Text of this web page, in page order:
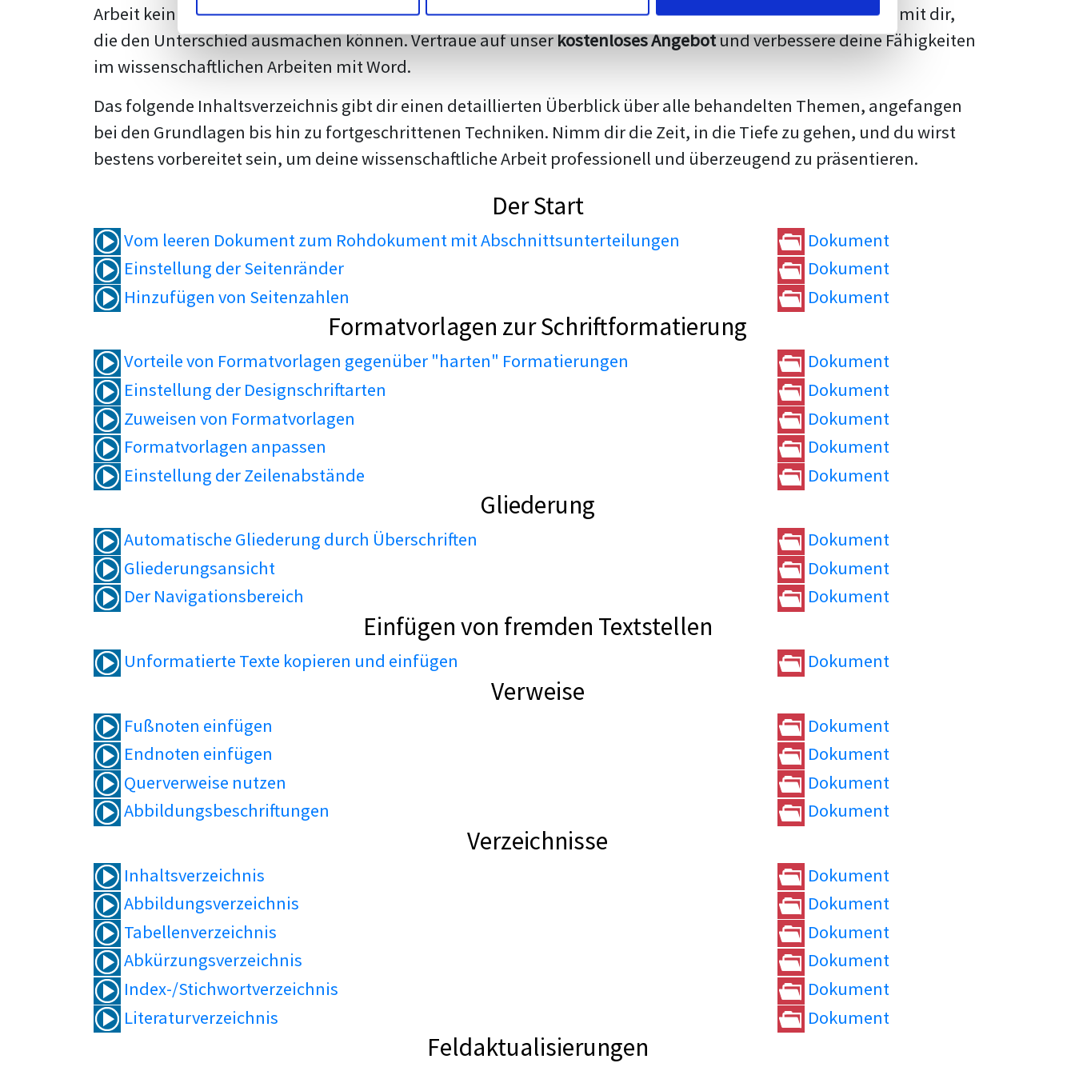
Arbeit kein Problem mehr für dich darstellen. Unsere erfahrenen Trainer teilen wertvolleTipps und Tricks
mit dir,
die den Unterschied ausmachen können. Vertraue auf unserkostenloses Angebotund verbessere deine Fähigkeiten
im wissenschaftlichen Arbeiten mit Word.
Das folgende Inhaltsverzeichnis gibt dir einen detaillierten Überblick über alle behandelten Themen, angefangen
bei den Grundlagen bis hin zu fortgeschrittenen Techniken. Nimm dir die Zeit, in die Tiefe zu gehen, und du wirst
bestens vorbereitet sein, um deine wissenschaftliche Arbeit professionell und überzeugend zu präsentieren.
Der Start
Vom leeren Dokument zum Rohdokument mit Abschnittsunterteilungen
Dokument
Einstellung der Seitenränder
Dokument
Hinzufügen von Seitenzahlen
Dokument
Formatvorlagen zur Schriftformatierung
Vorteile von Formatvorlagen gegenüber "harten" Formatierungen
Dokument
Einstellung der Designschriftarten
Dokument
Zuweisen von Formatvorlagen
Dokument
Formatvorlagen anpassen
Dokument
Einstellung der Zeilenabstände
Dokument
Gliederung
Automatische Gliederung durch Überschriften
Dokument
Gliederungsansicht
Dokument
Der Navigationsbereich
Dokument
Einfügen von fremden Textstellen
Unformatierte Texte kopieren und einfügen Dokument
Verweise
Fußnoten einfügen
Dokument
Endnoten einfügen
Dokument
Querverweise nutzen
Dokument
Abbildungsbeschriftungen
Dokument
Verzeichnisse
Inhaltsverzeichnis
Dokument
Abbildungsverzeichnis
Dokument
Tabellenverzeichnis
Dokument
Abkürzungsverzeichnis
Dokument
Index-/Stichwortverzeichnis
Dokument
Literaturverzeichnis
Dokument
Feldaktualisierungen